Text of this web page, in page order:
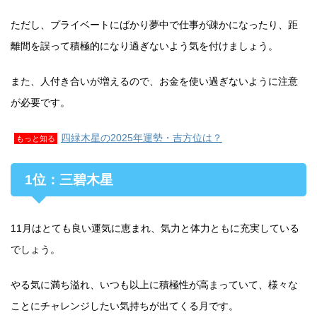
ただし、プライベートにばかり夢中で仕事が疎かになったり、距
離間を誤って積極的になり過ぎないよう気を付けましょう。
また、人付き合いが増えるので、お金を使い過ぎないように注意
が必要です。
もっと知る 四緑木星の2025年運勢・吉方位は？
1位：三碧木星
11月はとても良い運気に恵まれ、気力と体力ともに充実している
でしょう。
やる気に満ち溢れ、いつも以上に積極性が高まっていて、様々な
ことにチャレンジしたい気持ちが出てくる月です。